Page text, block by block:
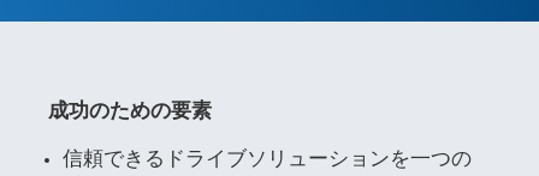
成功のための要素
信頼できるドライブソリューションを一つの